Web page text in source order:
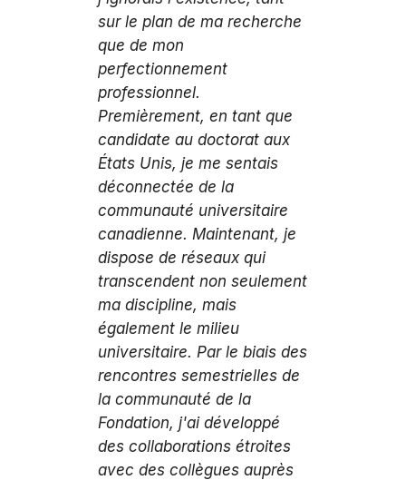
sur le plan de ma recherche
que de mon
perfectionnement
professionnel.
Premièrement, en tant que
candidate au doctorat aux
États Unis, je me sentais
déconnectée de la
communauté universitaire
canadienne. Maintenant, je
dispose de réseaux qui
transcendent non seulement
ma discipline, mais
également le milieu
universitaire. Par le biais des
rencontres semestrielles de
la communauté de la
Fondation, j'ai développé
des collaborations étroites
avec des collègues auprès